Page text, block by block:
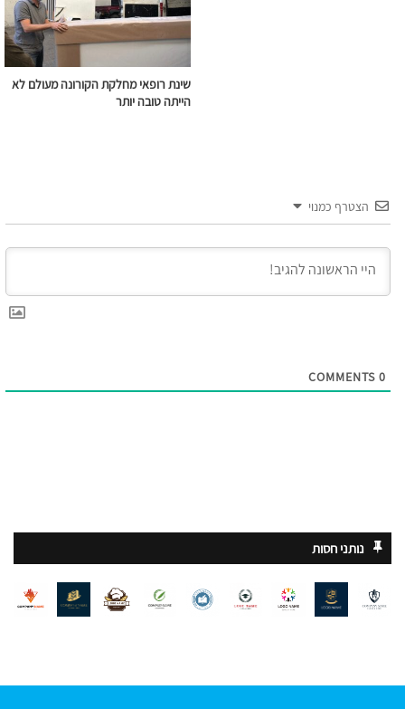
שינת רופאי מחלקת הקורונה מעולם לא
הייתה טובה יותר
הצטרף כמנוי
0
נותני חסות